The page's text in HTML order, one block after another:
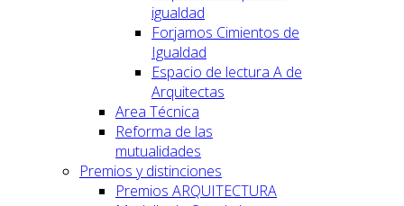
igualdad
Forjamos Cimientos de
Igualdad
Espacio de lectura A de
Arquitectas
Area Técnica
Reforma de las
mutualidades
Premios y distinciones
Premios ARQUITECTURA